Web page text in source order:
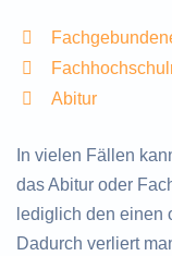
Abitur
In vielen Fällen
das Abitur oder
lediglich den einen
Dadurch verliert